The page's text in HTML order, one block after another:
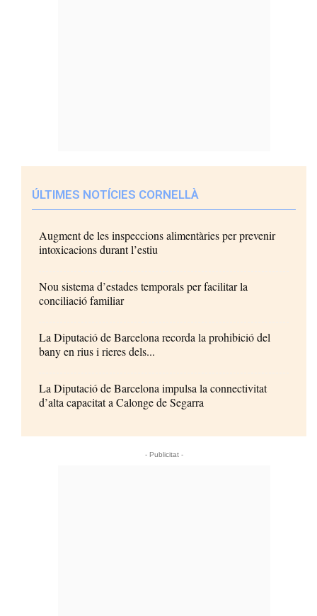
ÚLTIMES NOTÍCIES CORNELLÀ
Augment de les inspeccions alimentàries per prevenir
intoxicacions durant l’estiu
Nou sistema d’estades temporals per facilitar la
conciliació familiar
La Diputació de Barcelona recorda la prohibició del
bany en rius i rieres dels...
La Diputació de Barcelona impulsa la connectivitat
d’alta capacitat a Calonge de Segarra
- Publicitat -